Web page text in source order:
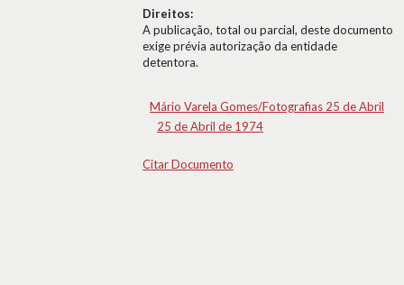
Direitos:
A publicação, total ou parcial, deste documento
exige prévia autorização da entidade
detentora.
Mário Varela Gomes/Fotografias 25 de Abril
25 de Abril de 1974
Citar Documento